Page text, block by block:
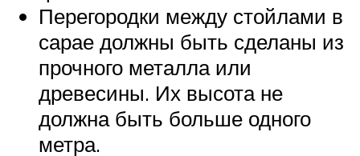
Перегородки между стойлами в
сарае должны быть сделаны из
прочного металла или
древесины. Их высота не
должна быть больше одного
метра.